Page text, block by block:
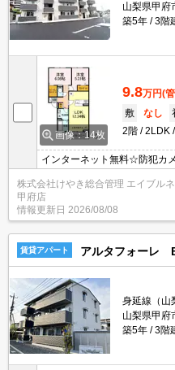
山梨県甲府
築5年
3階
画像：14枚
9.8万円(
敷
なし
2階
2LDK
インターネット無料☆防犯カ
株式会社けやき総合管理 エイブル
甲府店
情報更新日 2026/08/08
賃貸アパート アルタフォーレ
身延線（山
山梨県甲府
築5年
3階